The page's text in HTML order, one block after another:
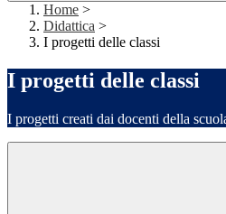
Home >
Didattica >
I progetti delle classi
I progetti delle classi
I progetti creati dai docenti della